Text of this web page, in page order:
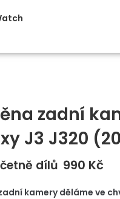
zadní
J3 J320
dílů 990 Kč
kamery děláme ve